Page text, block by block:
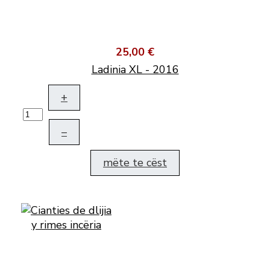
25,00 €
Ladinia XL - 2016
+
–
mëte te cëst